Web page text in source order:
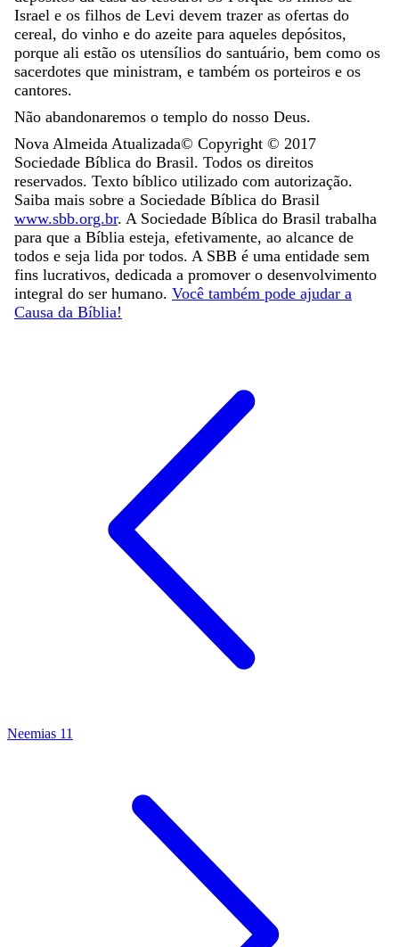
Israel e os filhos de Levi devem trazer as ofertas do
cereal, do vinho e do azeite para aqueles depósitos,
porque ali estão os utensílios do santuário, bem como os
sacerdotes que ministram, e também os porteiros e os
cantores.
Não abandonaremos o templo do nosso Deus.
Nova Almeida Atualizada© Copyright © 2017
Sociedade Bíblica do Brasil. Todos os direitos
reservados. Texto bíblico utilizado com autorização.
Saiba mais sobre a Sociedade Bíblica do Brasil
www.sbb.org.br. A Sociedade Bíblica do Brasil trabalha
para que a Bíblia esteja, efetivamente, ao alcance de
todos e seja lida por todos. A SBB é uma entidade sem
fins lucrativos, dedicada a promover o desenvolvimento
integral do ser humano. Você também pode ajudar a
Causa da Bíblia!
Neemias 11